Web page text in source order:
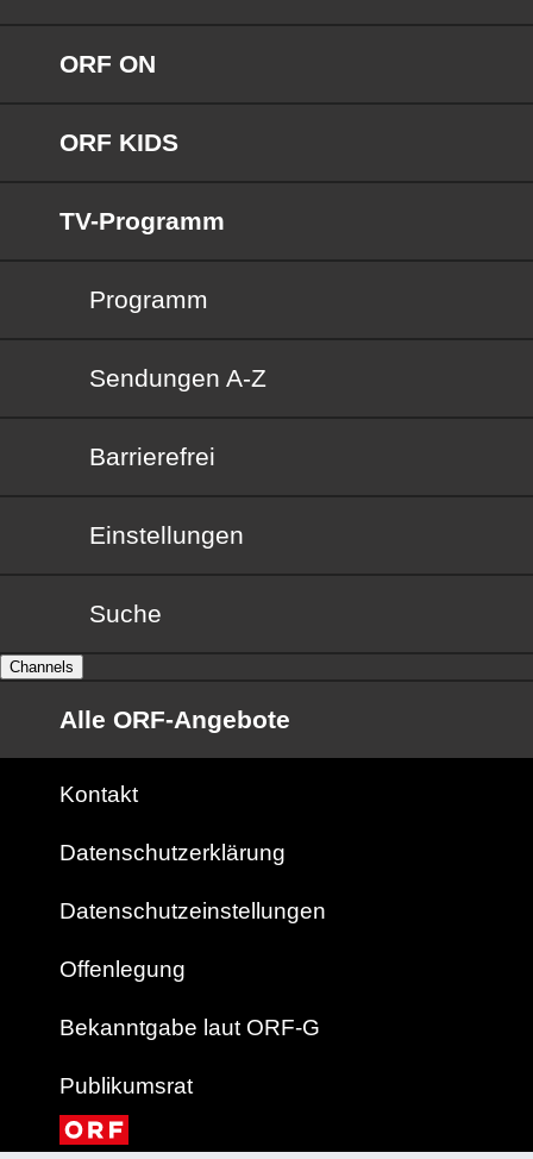
ORF ON
ORF KIDS
TV-Programm
Programm
Sendungen von A bis Z
Sendungen A-Z
Barrierefrei
Barrierefrei
Einstellungen
Suche
Channels
Alle ORF-Angebote
Kontakt
Datenschutzerklärung
Datenschutzeinstellungen
Offenlegung
Bekanntgabe laut ORF-G
Publikumsrat